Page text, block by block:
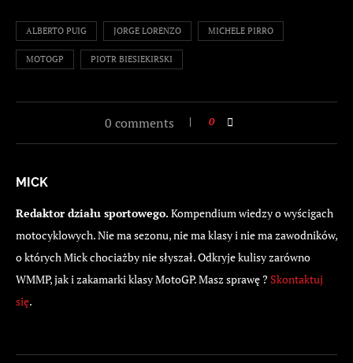
ALBERTO PUIG JORGE LORENZO MICHELE PIRRO
MOTOGP PIOTR BIESIEKIRSKI
0 comments 0
MICK
Redaktor działu sportowego.Kompendium wiedzy o wyścigach
motocyklowych. Nie ma sezonu, nie ma klasy i nie ma zawodników,
o których Mick chociażby nie słyszał. Odkryje kulisy zarówno
WMMP, jak i zakamarki klasy MotoGP. Masz sprawę ? Skontaktuj
się.